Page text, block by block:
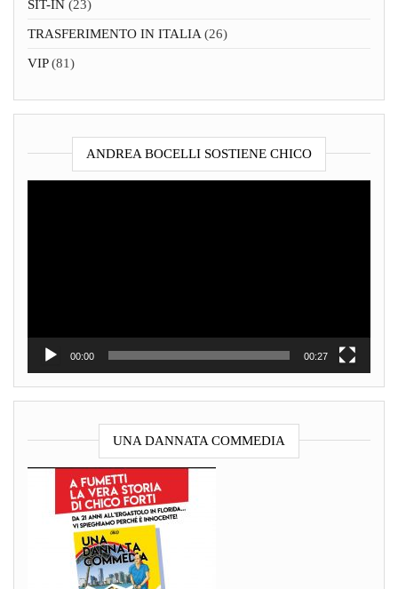
SIT-IN (23)
TRASFERIMENTO IN ITALIA (26)
VIP(81)
ANDREA BOCELLI SOSTIENE CHICO
00:00 00:27
UNA DANNATA COMMEDIA